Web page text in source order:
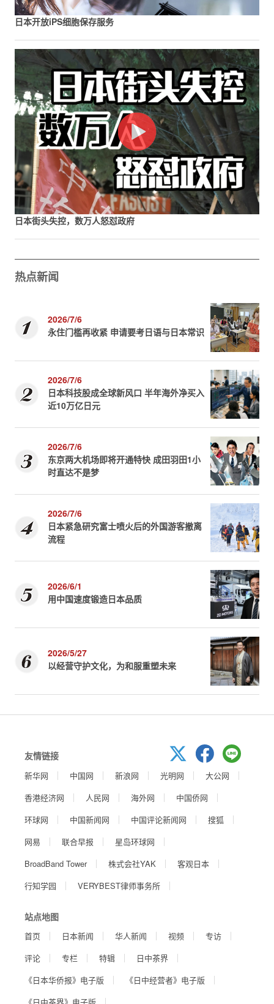
日本开放iPS细胞保存服务
日本街头失控，数万人怒怼政府
热点新闻
2026/7/6
永住门槛再收紧 申请要考日语与日本常识
2026/7/6
日本科技股成全球新风口 半年海外净买入
近10万亿日元
2026/7/6
东京两大机场即将开通特快 成田羽田1小
时直达不是梦
2026/7/6
日本紧急研究富士喷火后的外国游客撤离
流程
2026/6/1
用中国速度锻造日本品质
2026/5/27
以经营守护文化，为和服重塑未来
友情链接
新华网 中国网 新浪网 光明网
大公网
香港经济网
人民网 海外网
中国侨网
环球网
中国新闻网 中国评论新闻网
搜狐
网易
联合早报
星岛环球网
BroadBand Tower
株式会社YAK
客观日本
行知学园
VERYBEST律师事务所
站点地图
首页 日本新闻 华人新闻 视频
专访
评论
专栏 特辑
日中茶界
《日本华侨报》电子版
《日中经营者》电子版
《日中茶界》电子版